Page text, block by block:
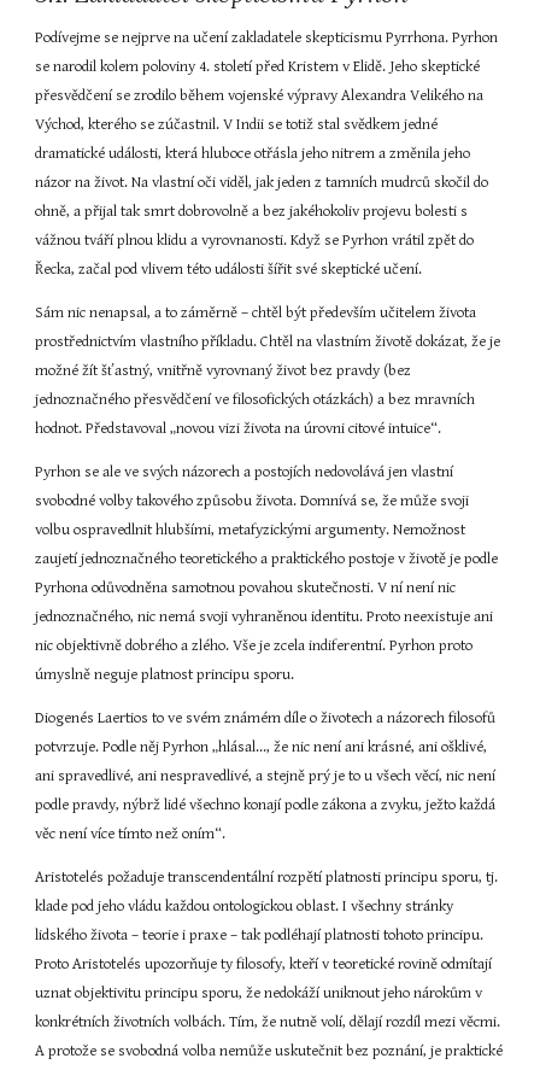
Podívejme se nejprve na učení zakladatele skepticismu Pyrrhona. Pyrhon
se narodil kolem poloviny 4. století před Kristem v Elidě. Jeho skeptické
přesvědčení se zrodilo během vojenské výpravy Alexandra Velikého na
Východ, kterého se zúčastnil. V Indii se totiž stal svědkem jedné
dramatické události, která hluboce otřásla jeho nitrem a změnila jeho
názor na život. Na vlastní oči viděl, jak jeden z tamních mudrců skočil do
ohně, a přijal tak smrt dobrovolně a bez jakéhokoliv projevu bolesti s
vážnou tváří plnou klidu a vyrovnanosti. Když se Pyrhon vrátil zpět do
Řecka, začal pod vlivem této události šířit své skeptické učení.
Sám nic nenapsal, a to záměrně – chtěl být především učitelem života
prostřednictvím vlastního příkladu. Chtěl na vlastním životě dokázat, že je
možné žít šťastný, vnitřně vyrovnaný život bez pravdy (bez
jednoznačného přesvědčení ve filosofických otázkách) a bez mravních
hodnot. Představoval „novou vizi života na úrovni citové intuice“.
Pyrhon se ale ve svých názorech a postojích nedovolává jen vlastní
svobodné volby takového způsobu života. Domnívá se, že může svoji
volbu ospravedlnit hlubšími, metafyzickými argumenty. Nemožnost
zaujetí jednoznačného teoretického a praktického postoje v životě je podle
Pyrhona odůvodněna samotnou povahou skutečnosti. V ní není nic
jednoznačného, nic nemá svoji vyhraněnou identitu. Proto neexistuje ani
nic objektivně dobrého a zlého. Vše je zcela indiferentní. Pyrhon proto
úmyslně neguje platnost principu sporu.
Diogenés Laertios to ve svém známém díle o životech a názorech filosofů
potvrzuje. Podle něj Pyrhon „hlásal..., že nic není ani krásné, ani ošklivé,
ani spravedlivé, ani nespravedlivé, a stejně prý je to u všech věcí, nic není
podle pravdy, nýbrž lidé všechno konají podle zákona a zvyku, ježto každá
věc není více tímto než oním“.
Aristotelés požaduje transcendentální rozpětí platnosti principu sporu, tj.
klade pod jeho vládu každou ontologickou oblast. I všechny stránky
lidského života – teorie i praxe – tak podléhají platnosti tohoto principu.
Proto Aristotelés upozorňuje ty filosofy, kteří v teoretické rovině odmítají
uznat objektivitu principu sporu, že nedokáží uniknout jeho nárokům v
konkrétních životních volbách. Tím, že nutně volí, dělají rozdíl mezi věcmi.
A protože se svobodná volba nemůže uskutečnit bez poznání, je praktické